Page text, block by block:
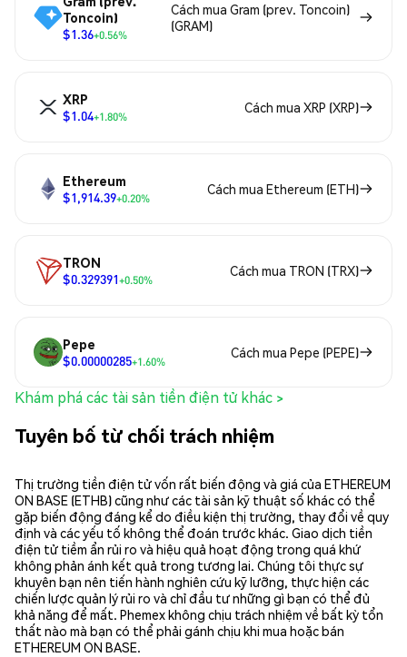
Toncoin)
$1.36+0.56%
Cách mua Gram (prev. Toncoin)
(GRAM)
XRP
$1.04+1.80%
Cách mua XRP (XRP)
Ethereum
$1,914.39+0.20%
Cách mua Ethereum (ETH)
TRON
$0.329391+0.50%
Cách mua TRON (TRX)
Pepe
$0.00000285+1.60%
Cách mua Pepe (PEPE)
Khám phá các tài sản tiền điện tử khác >
Tuyên bố từ chối trách nhiệm
Thị trường tiền điện tử vốn rất biến động và giá của ETHEREUM
ON BASE (ETHB) cũng như các tài sản kỹ thuật số khác có thể
gặp biến động đáng kể do điều kiện thị trường, thay đổi về quy
định và các yếu tố không thể đoán trước khác. Giao dịch tiền
điện tử tiềm ẩn rủi ro và hiệu quả hoạt động trong quá khứ
không phản ánh kết quả trong tương lai. Chúng tôi thực sự
khuyên bạn nên tiến hành nghiên cứu kỹ lưỡng, thực hiện các
chiến lược quản lý rủi ro và chỉ đầu tư những gì bạn có thể đủ
khả năng để mất. Phemex không chịu trách nhiệm về bất kỳ tổn
thất nào mà bạn có thể phải gánh chịu khi mua hoặc bán
ETHEREUM ON BASE.